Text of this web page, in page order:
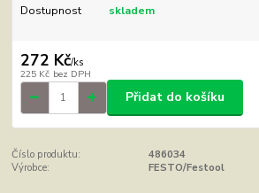
Dostupnost skladem
272 Kč/ks
225 Kč bez DPH
Přidat do košíku
Číslo produktu:
486034
Výrobce:
FESTO/Festool